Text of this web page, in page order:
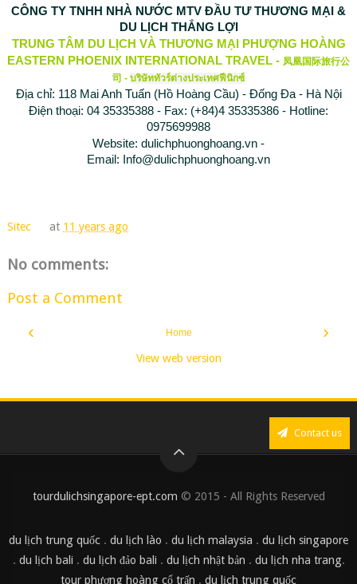
CÔNG TY TNHH NHÀ NƯỚC MTV ĐẦU TƯ THƯƠNG MẠI &
DU LỊCH THẮNG LỢI
TRUNG TÂM DU LỊCH VÀ THƯƠNG MẠI PHƯỢNG HOÀNG
EASTERN PHOENIX INTERNATIONAL TRAVEL - 凤凰国际旅行公
司 - บริษัททัวร์ต่างประเทศฟีนิกซ์
Địa chỉ: 118 Mai Anh Tuấn (Hồ Hoàng Cầu) - Đống Đa - Hà Nội
Điện thoại: 04 35335388 - Fax: (+84)4 35335386 - Hotline:
0975699988
Website: dulichphuonghoang.vn -
Email: Info@dulichphuonghoang.vn
Sitec at 11 years ago
No comments:
Post a Comment
‹ ›
Home
View web version
Contact us
tourdulichsingapore-ept.com © 2015 - All Rights Reserved
du lịch trung quốc . du lịch lào . du lịch malaysia . du lịch singapore
. du lịch bali . du lịch đảo bali . du lịch nhật bản . du lịch nha trang.
tour phượng hoàng cổ trấn . du lịch trung quốc